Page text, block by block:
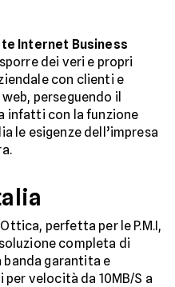
Internet Business
dei veri e propri
con clienti e
perseguendo il
infatti con la funzione
le esigenze dell’impresa
perfetta per le P.M.I,
completa di
garantita e
velocità da 10MB/S a